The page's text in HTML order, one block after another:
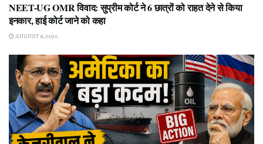
NEET-UG OMR विवाद: सुप्रीम कोर्ट ने 6 छात्रों को राहत देने से किया
इनकार, हाई कोर्ट जाने को कहा
AUGUST 8, 2026